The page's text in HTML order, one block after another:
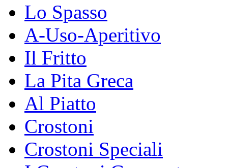
Lo Spasso
A-Uso-Aperitivo
Il Fritto
La Pita Greca
Al Piatto
Crostoni
Crostoni Speciali